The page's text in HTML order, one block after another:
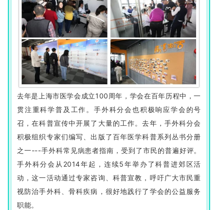
去年是上海市医学会成立100周年，学会在百年历程中，一
贯注重科学普及工作。手外科分会也积极响应学会的号
召，在科普宣传中开展了大量的工作。去年，手外科分会
积极组织专家们编写、出版了百年医学科普系列丛书分册
之一---手外科常见病患者指南，受到了市民的普遍好评。
手外科分会从2014年起，连续5年举办了科普进郊区活
动，这一活动通过专家咨询、科普宣教，呼吁广大市民重
视防治手外科、骨科疾病，很好地践行了学会的公益服务
职能。